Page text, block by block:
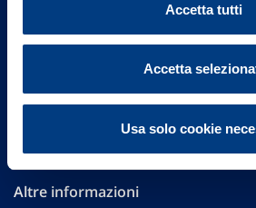
Accetta tutti
Accetta
Usa solo cookie
Governance
Investor Relations
Altre informazioni